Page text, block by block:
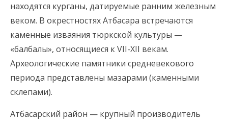
находятся курганы, датируемые ранним железным
веком. В окрестностях Атбасара встречаются
каменные изваяния тюркской культуры —
«балбалы», относящиеся к VII-XII векам.
Археологические памятники средневекового
периода представлены мазарами (каменными
склепами).
Атбасарский район — крупный производитель